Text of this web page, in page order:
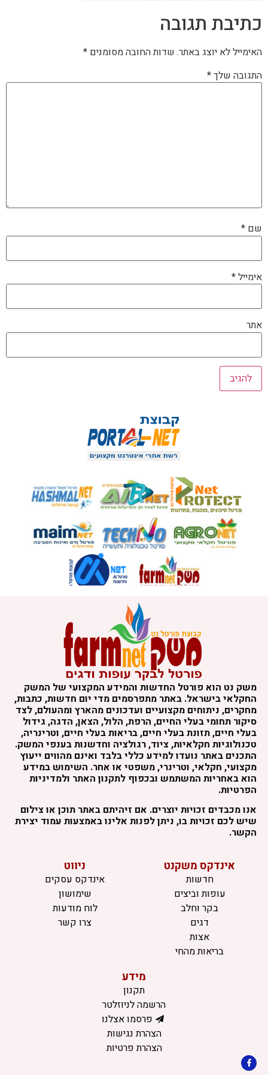
כתיבת תגובה
האימייל לא יוצג באתר. שדות החובה מסומנים *
התגובה שלך*
שם *
אימייל*
אתר
משק נט הוא פורטל החדשות והמידע המקצועי של המשק
החקלאי בישראל. באתר מתפרסמים מדי יום חדשות, כתבות,
מחקרים, ניתוחים מקצועיים ועדכונים מהארץ ומהעולם, לצד
סיקור תחומי בעלי החיים, הרפת, הלול, הצאן, הדגה, גידול
בעלי חיים, תזונת בעלי חיים, בריאות בעלי חיים, וטרינריה,
טכנולוגיות חקלאיות, ציוד, רגולציה וחדשנות בענפי המשק.
התכנים באתר נועדו למידע כללי בלבד ואינם מהווים ייעוץ
מקצועי, חקלאי, וטרינרי, משפטי או אחר. השימוש במידע
הוא באחריות המשתמש ובכפוף לתקנון האתר ולמדיניות
הפרטיות.
אנו מכבדים זכויות יוצרים. אם זיהיתם באתר תוכן או צילום
שיש לכם זכויות בו, ניתן לפנות אלינו באמצעות עמוד יצירת
הקשר.
אינדקס משקנט
חדשות
עופות וביצים
בקר וחלב
דגים
אצות
בריאות מהחי
ניווט
אינדקס עסקים
שימושון
לוח מודעות
צרו קשר
מידע
תקנון
הרשמה לניוזלטר
פרסמו אצלנו
הצהרת נגישות
הצהרת פרטיות